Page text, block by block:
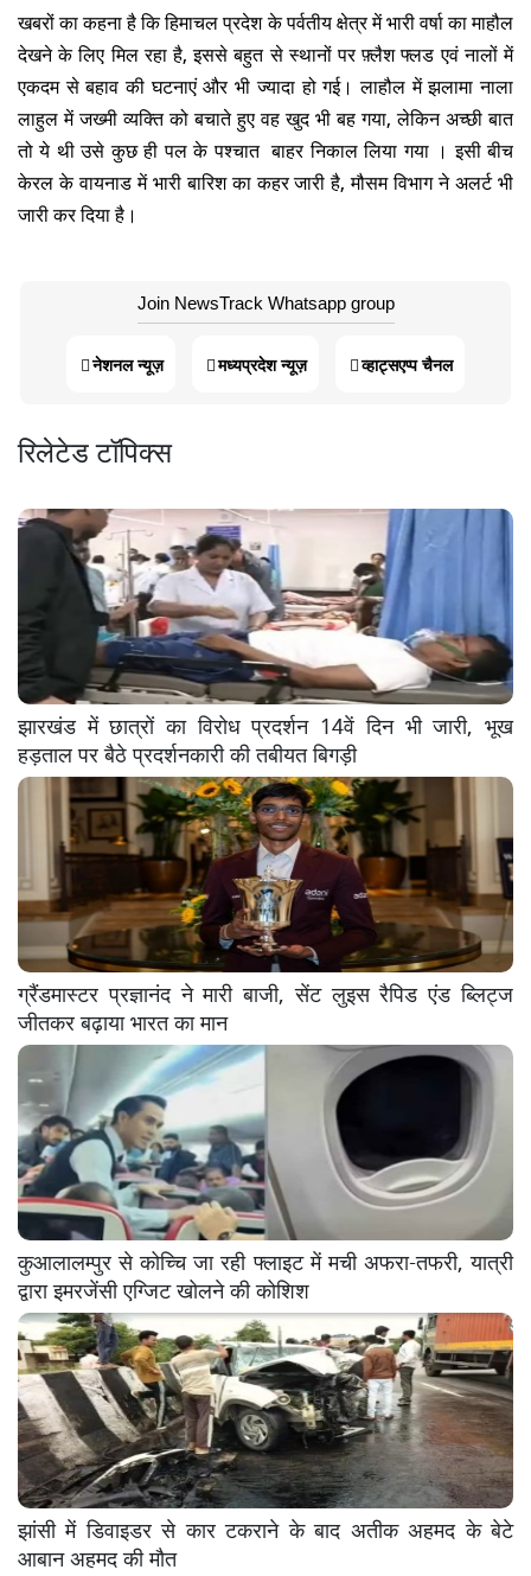
खबरों का कहना है कि हिमाचल प्रदेश के पर्वतीय क्षेत्र में भारी वर्षा का माहौल
देखने के लिए मिल रहा है, इससे बहुत से स्थानों पर फ़्लैश फ्लड एवं नालों में
एकदम से बहाव की घटनाएं और भी ज्यादा हो गई। लाहौल में झलामा नाला
लाहुल में जख्मी व्यक्ति को बचाते हुए वह खुद भी बह गया, लेकिन अच्छी बात
तो ये थी उसे कुछ ही पल के पश्चात बाहर निकाल लिया गया । इसी बीच
केरल के वायनाड में भारी बारिश का कहर जारी है, मौसम विभाग ने अलर्ट भी
जारी कर दिया है।
Join NewsTrack Whatsapp group
नेशनल न्यूज़ मध्यप्रदेश न्यूज़ व्हाट्सएप्प चैनल
रिलेटेड टॉपिक्स
झारखंड में छात्रों का विरोध प्रदर्शन 14वें दिन भी जारी, भूख
हड़ताल पर बैठे प्रदर्शनकारी की तबीयत बिगड़ी
ग्रैंडमास्टर प्रज्ञानंद ने मारी बाजी, सेंट लुइस रैपिड एंड ब्लिट्ज
जीतकर बढ़ाया भारत का मान
कुआलालम्पुर से कोच्चि जा रही फ्लाइट में मची अफरा-तफरी, यात्री
द्वारा इमरजेंसी एग्जिट खोलने की कोशिश
झांसी में डिवाइडर से कार टकराने के बाद अतीक अहमद के बेटे
आबान अहमद की मौत